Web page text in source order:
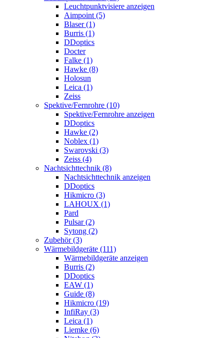
Leuchtpunktvisiere anzeigen
Aimpoint (5)
Blaser (1)
Burris (1)
DDoptics
Docter
Falke (1)
Hawke (8)
Holosun
Leica (1)
Zeiss
Spektive/Fernrohre (10)
Spektive/Fernrohre anzeigen
DDoptics
Hawke (2)
Noblex (1)
Swarovski (3)
Zeiss (4)
Nachtsichttechnik (8)
Nachtsichttechnik anzeigen
DDoptics
Hikmicro (3)
LAHOUX (1)
Pard
Pulsar (2)
Sytong (2)
Zubehör (3)
Wärmebildgeräte (111)
Wärmebildgeräte anzeigen
Burris (2)
DDoptics
EAW (1)
Guide (8)
Hikmicro (19)
InfiRay (3)
Leica (1)
Liemke (6)